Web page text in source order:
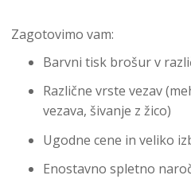
Zagotovimo vam:
Barvni tisk brošur v
Različne vrste vezav
vezava, šivanje z žico)
Ugodne cene in veliko
Enostavno spletno